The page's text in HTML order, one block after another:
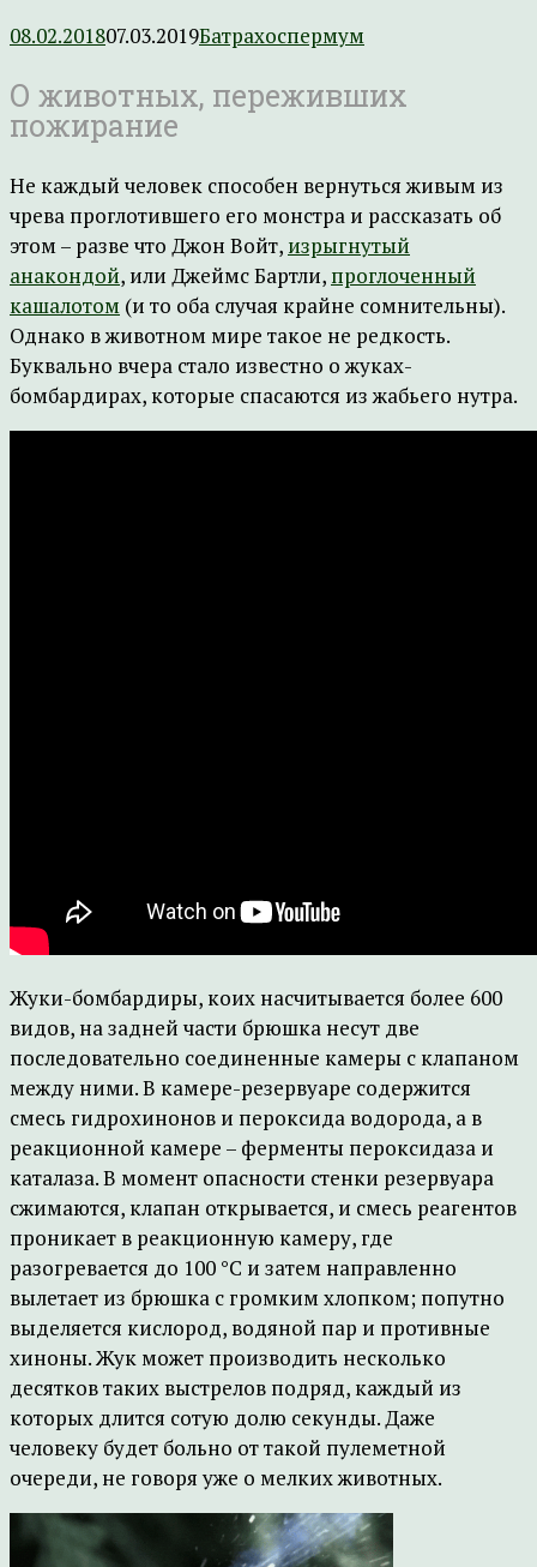
08.02.201807.03.2019Батрахоспермум
О животных, переживших
пожирание
Не каждый человек способен вернуться живым из
чрева проглотившего его монстра и рассказать об
этом – разве что Джон Войт, изрыгнутый
анакондой, или Джеймс Бартли, проглоченный
кашалотом (и то оба случая крайне сомнительны).
Однако в животном мире такое не редкость.
Буквально вчера стало известно о жуках-
бомбардирах, которые спасаются из жабьего нутра.
Жуки-бомбардиры, коих насчитывается более 600
видов, на задней части брюшка несут две
последовательно соединенные камеры с клапаном
между ними. В камере-резервуаре содержится
смесь гидрохинонов и пероксида водорода, а в
реакционной камере – ферменты пероксидаза и
каталаза. В момент опасности стенки резервуара
сжимаются, клапан открывается, и смесь реагентов
проникает в реакционную камеру, где
разогревается до 100 °С и затем направленно
вылетает из брюшка с громким хлопком; попутно
выделяется кислород, водяной пар и противные
хиноны. Жук может производить несколько
десятков таких выстрелов подряд, каждый из
которых длится сотую долю секунды. Даже
человеку будет больно от такой пулеметной
очереди, не говоря уже о мелких животных.